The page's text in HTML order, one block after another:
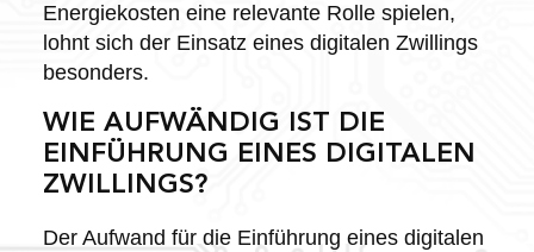
Energiekosten eine relevante Rolle spielen,
lohnt sich der Einsatz eines digitalen Zwillings
besonders.
WIE AUFWÄNDIG IST DIE
EINFÜHRUNG EINES DIGITALEN
ZWILLINGS?
Der Aufwand für die Einführung eines digitalen